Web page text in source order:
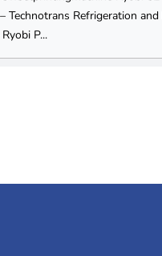
Technotrans Refrigeration
P...